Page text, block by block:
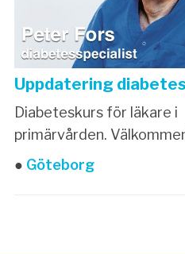
Uppdatering
Diabeteskurs för läkare i
primärvården.
● Göteborg